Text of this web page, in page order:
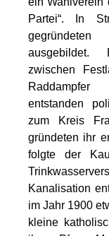
Partei“. In
ausgebildet.
zwischen
Raddampfer
entstanden
zum Kreis
gründeten ihr
folgte der
Kanalisation
im Jahr 1900
kleine